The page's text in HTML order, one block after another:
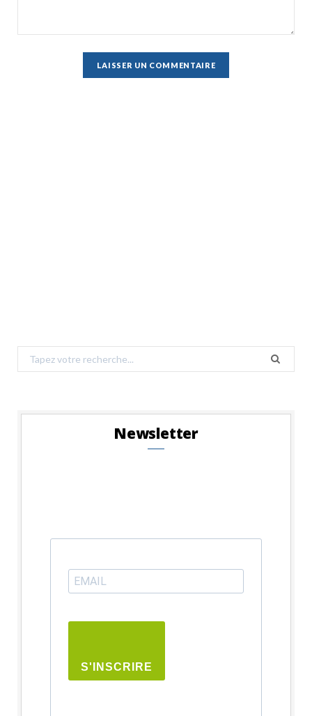
Search
for:
Newsletter
S'INSCRIRE